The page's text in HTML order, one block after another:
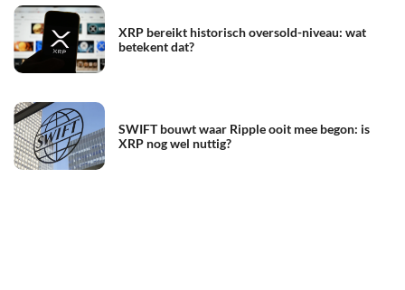
XRP bereikt historisch oversold-niveau: wat
betekent dat?
SWIFT bouwt waar Ripple ooit mee begon: is
XRP nog wel nuttig?